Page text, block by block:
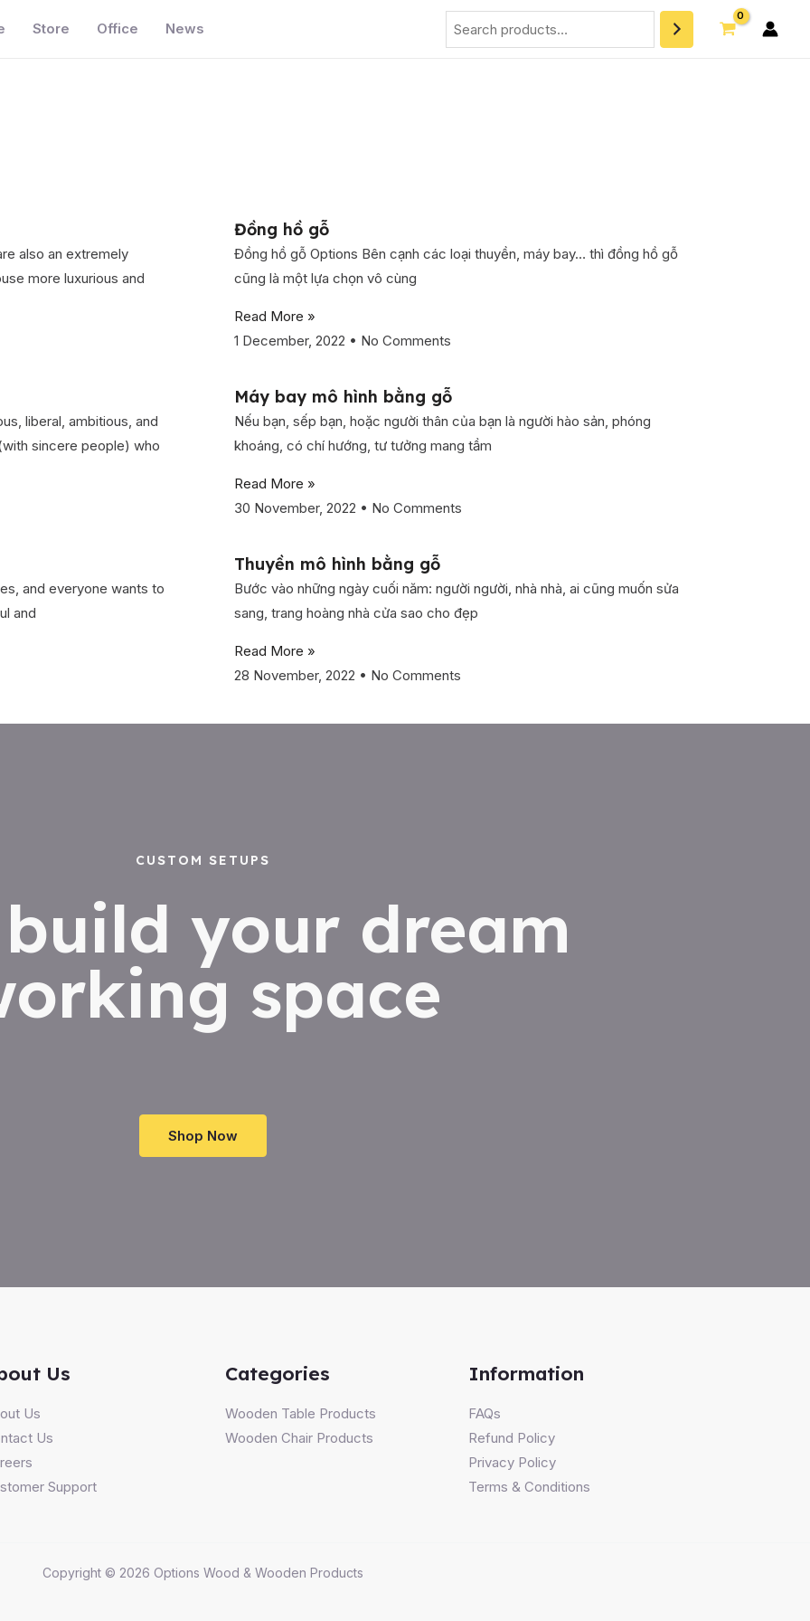
Store Office News
Search
also an extremely
more luxurious and
Đồng hồ gỗ
Đồng hồ gỗ Options Bên cạnh các loại thuyền, máy bay… thì đồng hồ gỗ
cũng là một lựa chọn vô cùng
Read More »
1 December, 2022
No Comments
liberal, ambitious, and
sincere people) who
Máy bay mô hình bằng gỗ
Nếu bạn, sếp bạn, hoặc người thân của bạn là người hào sản, phóng
khoáng, có chí hướng, tư tưởng mang tầm
Read More »
30 November, 2022
No Comments
and everyone wants to
and
Thuyền mô hình bằng gỗ
Bước vào những ngày cuối năm: người người, nhà nhà, ai cũng muốn sửa
sang, trang hoàng nhà cửa sao cho đẹp
Read More »
28 November, 2022
No Comments
CUSTOM SETUPS
build your dream
space
Shop Now
Us
Us
Us
Support
Categories
Wooden Table Products
Wooden Chair Products
Information
FAQs
Refund Policy
Privacy Policy
Terms & Conditions
Copyright © 2026 Options Wood & Wooden Products